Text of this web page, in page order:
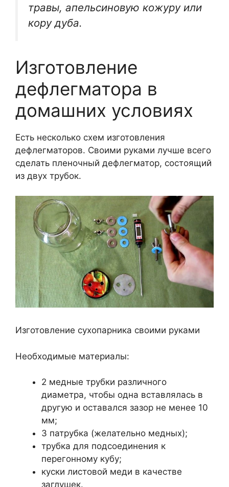
травы, апельсиновую кожуру или
кору дуба.
Изготовление
дефлегматора в
домашних условиях
Есть несколько схем изготовления
дефлегматоров. Своими руками лучше всего
сделать пленочный дефлегматор, состоящий
из двух трубок.
Изготовление сухопарника своими руками
Необходимые материалы:
2 медные трубки различного
диаметра, чтобы одна вставлялась в
другую и оставался зазор не менее 10
мм;
3 патрубка (желательно медных);
трубка для подсоединения к
перегонному кубу;
куски листовой меди в качестве
заглушек.